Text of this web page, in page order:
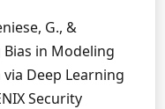
G., &
Bias in Modeling
Deep Learning
Security